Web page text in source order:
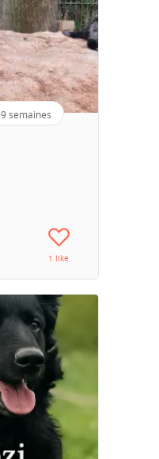
9 semaines
1 like